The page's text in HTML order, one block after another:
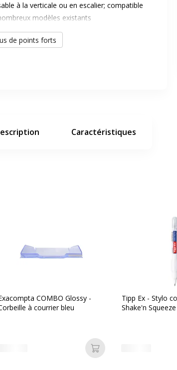
à la verticale ou en escalier; compatible
modèles existants
brevetée "COMBO 2" permet une
de place, d'emballage et de transport
de points forts
Caractéristiques
panier
COMBO Glossy -
à courrier bleu
Ajouter au panier
Tipp Ex - Stylo
Shake'n Squeeze